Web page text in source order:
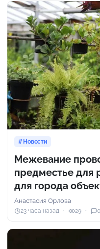
Новости
Межевание
предместье для
для города
Анастасия Орлова
23 часа назад 29 0